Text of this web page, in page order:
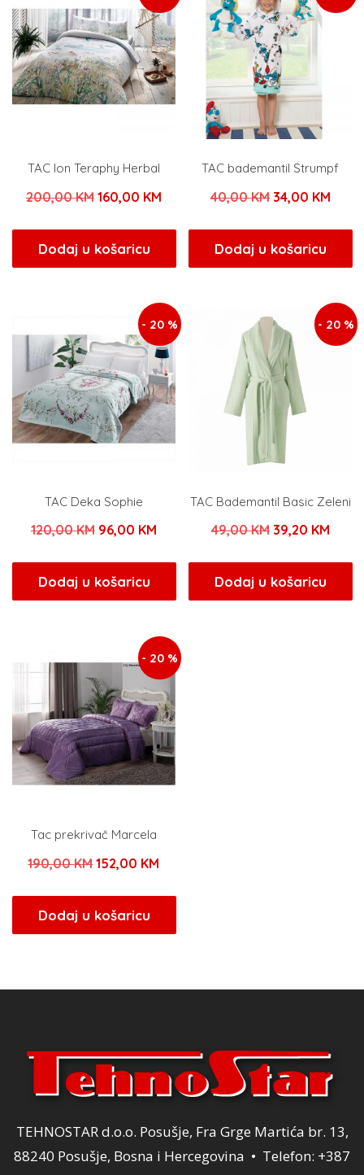
TAC Ion Teraphy Herbal
200,00KM Izvorna
bila
je:
160,00 KMTrenutna
160,00 KM.
Dodaj u košaricu
TAC bademantil Strumpf
40,00KM Izvorna
bila
je:
34,00 KM
Dodaj u košaricu
- 20 %
TAC Deka Sophie
120,00KM Izvorna
bila
je:
96,00 KMTrenutna
96,00 KM.
Dodaj u košaricu
- 20 %
TAC Bademantil Basic Zeleni
49,00KM Izvorna
bila
je:
39,20 KM
Dodaj u košaricu
- 20 %
Tac prekrivač Marcela
190,00KMIzvorna
bila
je:
152,00 KM
152,00 KM.
Dodaj u košaricu
TEHNOSTAR d.o.o. Posušje, Fra Grge Martića br. 13,
88240 Posušje, Bosna i Hercegovina • Telefon: +387